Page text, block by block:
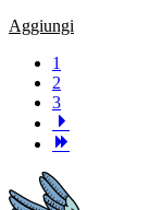
Aggiungi
1
2
3